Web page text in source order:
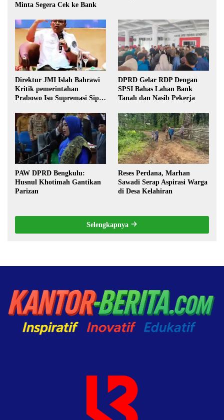
Minta Segera Cek ke Bank
Direktur JMI Islah Bahrawi
Kritik pemerintahan
Prabowo Isu Supremasi Sipil,
Pilkada oleh DPRD
DPRD Gelar RDP Dengan
SPSI Bahas Lahan Bank
Tanah dan Nasib Pekerja
PAW DPRD Bengkulu:
Husnul Khotimah Gantikan
Parizan
Reses Perdana, Marhan
Sawadi Serap Aspirasi Warga
di Desa Kelahiran
Selengkapnya